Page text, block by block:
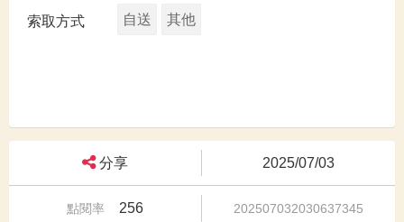
索取方式 自送 其他
分享 2025/07/03
點閱率 256 202507032030637345